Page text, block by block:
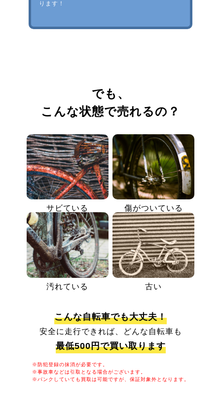
ります！
でも、
こんな状態で売れるの？
サビている 傷がついている
汚れている 古い
こんな自転車でも大丈夫！
安全に走行できれば、どんな自転車も
最低500円で買い取ります
※防犯登録の抹消が必要です。
※事故車などは引取となる場合がございます。
※パンクしていても買取は可能ですが、保証対象外となります。